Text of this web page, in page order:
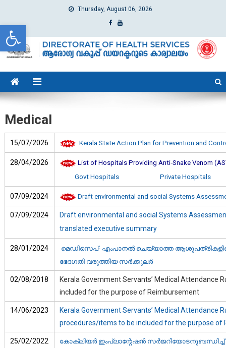
Open toolbar
Thursday, August 06, 2026
dhs
Directorate of Health Services
Medical
15/07/2026 Kerala State Action Plan for Prevention and
28/04/2026
List of Hospitals Providing Anti-Snake Venom
Govt Hospitals
Private Hospitals
07/09/2024 Draft environmental and social Systems
07/09/2024
Draft environmental and social Systems
translated executive summary
28/01/2024
മെഡിസെപ്‌- എംപാനല്‍ ചെയ്യാത്ത
ഭേദഗതി വരുത്തിയ സര്‍ക്കുലര്‍
02/08/2018
Kerala Government Servants’ Medical Attendance
included for the purpose of Reimbursement
14/06/2023
Kerala Government Servants’ Medical Attendance
procedures/items to be included for the purpose of
25/02/2022
കോക്ലിയര്‍ ഇംപ്ലാന്റേഷന്‍